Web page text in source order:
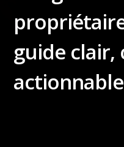
guide
actionnable